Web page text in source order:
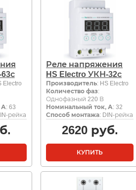
Electro
А: 63
рейка
Реле напряжения
HS Electro УКН-32с
Производитель: HS Electro
Количество фаз:
Однофазный 220 В
Номинальный ток, А: 32
Способ монтажа: DIN-рейка
2620руб.
КУПИТЬ